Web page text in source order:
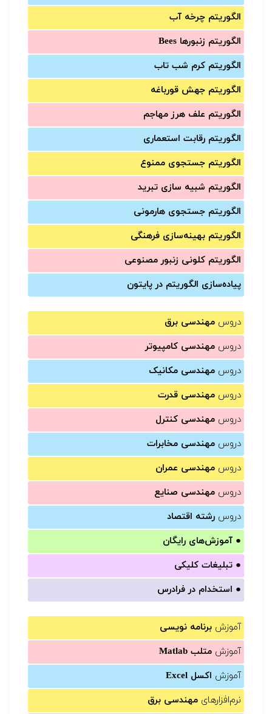
الگوریتم چرخه آب
الگوریتم زنبورها Bees
الگوریتم کرم شب تاب
الگوریتم جهش قورباغه
الگوریتم علف هرز مهاجم
الگوریتم رقابت استعماری
الگوریتم جستجوی ممنوع
الگوریتم شبیه سازی تبرید
الگوریتم جستجوی هارمونی
الگوریتم بهینه‌سازی فرهنگی
الگوریتم کلونی زنبور مصنوعی
پیاده‌سازی الگوریتم در پایتون
دروس مهندسی برق
دروس مهندسی کامپیوتر
دروس مهندسی مکانیک
دروس مهندسی قدرت
دروس مهندسی کنترل
دروس مهندسی مخابرات
دروس مهندسی عمران
دروس مهندسی صنایع
دروس رشته اقتصاد
● آموزش‌های رایگان
● تبلیغات کلیکی
● استخدام در فرادرس
آموزش برنامه نویسی
آموزش متلب Matlab
آموزش اکسل Excel
نرم‌افزارهای مهندسی برق